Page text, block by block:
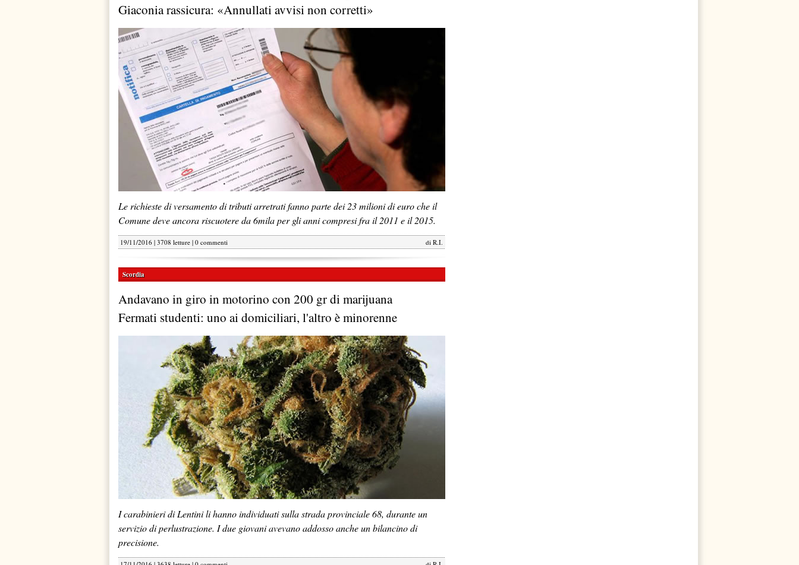
Giaconia rassicura: «Annullati avvisi non corretti»
Le richieste di versamento di tributi arretrati fanno parte dei 23 milioni di euro che il
Comune deve ancora riscuotere da 6mila per gli anni compresi fra il 2011 e il 2015.
19/11/2016 | 3708 letture | 0 commenti di R.I.
Scordia
Andavano in giro in motorino con 200 gr di marijuana
Fermati studenti: uno ai domiciliari, l'altro è minorenne
I carabinieri di Lentini li hanno individuati sulla strada provinciale 68, durante un
servizio di perlustrazione. I due giovani avevano addosso anche un bilancino di
precisione.